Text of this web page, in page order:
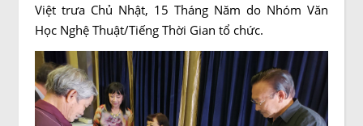
Việt trưa Chủ Nhật, 15 Tháng Năm do Nhóm Văn
Học Nghệ Thuật/Tiếng Thời Gian tổ chức.